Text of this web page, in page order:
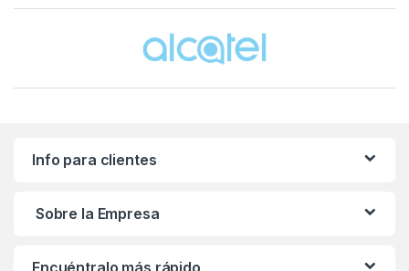
Brands Carousel
Info para clientes
Sobre la Empresa
Encuéntralo más rápido